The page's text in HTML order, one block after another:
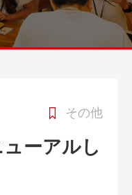
その他
ーアルし